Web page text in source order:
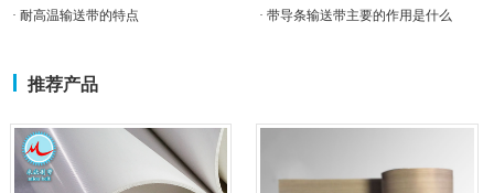
· 耐高温输送带的特点 · 带导条输送带主要的作用是什么
推荐产品